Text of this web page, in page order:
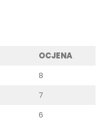
OCJENA
8
7
6